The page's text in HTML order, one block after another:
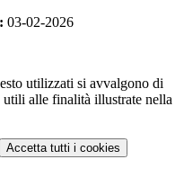
03-02-2026
utilizzati si avvalgono di
utili alle finalità illustrate nella
Accetta tutti i cookies